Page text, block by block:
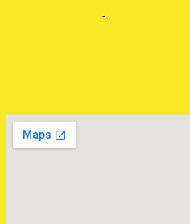
ЗАГРУЖЕНА МКПП